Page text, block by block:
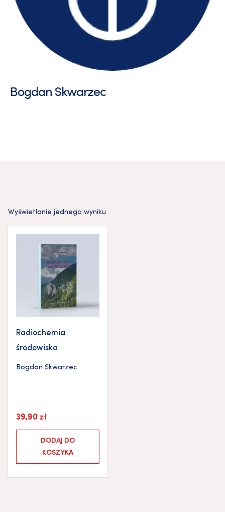
Bogdan Skwarzec
Wyświetlanie jednego wyniku
Radiochemia
środowiska
Bogdan Skwarzec
39,90 zł
DODAJ DO
KOSZYKA